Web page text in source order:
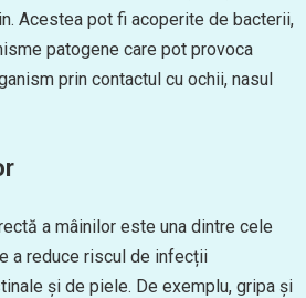
Acestea pot fi acoperite de bacterii,
patogene care pot provoca
prin contactul cu ochii, nasul
a mâinilor este una dintre cele
a reduce riscul de infecții
și de piele. De exemplu, gripa și